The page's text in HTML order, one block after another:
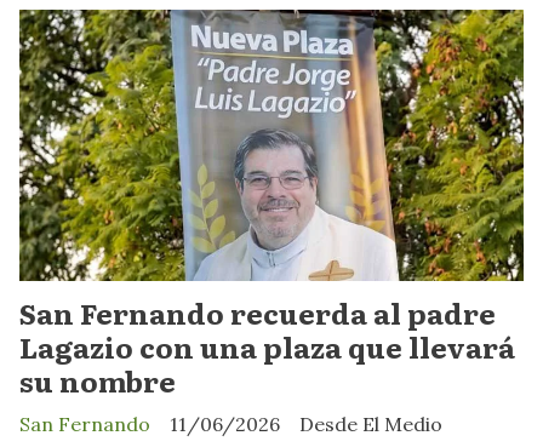
San Fernando recuerda al padre
Lagazio con una plaza que llevará
su nombre
Desde El Medio
San Fernando
11/06/2026